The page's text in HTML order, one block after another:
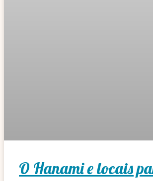
O Hanami e locais